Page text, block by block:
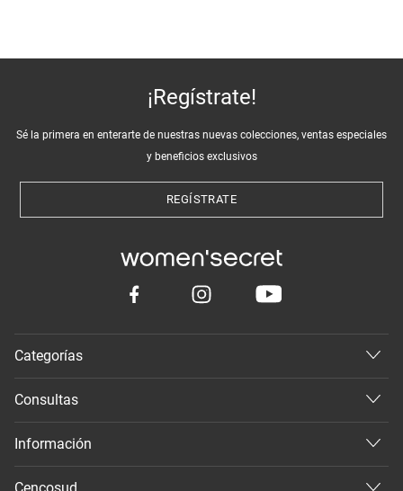
¡Regístrate!
Sé la primera en enterarte de nuestras nuevas colecciones, ventas especiales
y beneficios exclusivos
REGÍSTRATE
Categorías
Consultas
Información
Cencosud